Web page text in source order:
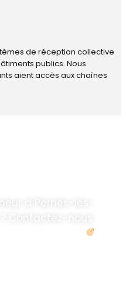
de réception collective
publics. Nous
aient accès aux chaînes
à Pernes-les-